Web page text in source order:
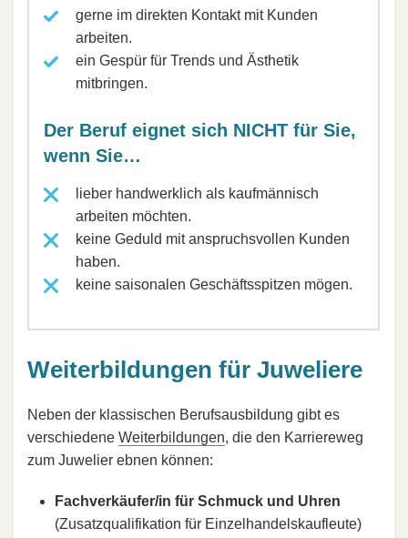
gerne im direkten Kontakt mit Kunden
arbeiten.
ein Gespür für Trends und Ästhetik
mitbringen.
Der Beruf eignet sich NICHT für Sie,
wenn Sie…
lieber handwerklich als kaufmännisch
arbeiten möchten.
keine Geduld mit anspruchsvollen Kunden
haben.
keine saisonalen Geschäftsspitzen mögen.
Weiterbildungen für Juweliere
Neben der klassischen Berufsausbildung gibt es
verschiedene Weiterbildungen, die den Karriereweg
zum Juwelier ebnen können:
Fachverkäufer/in für Schmuck und Uhren
(Zusatzqualifikation für Einzelhandelskaufleute)